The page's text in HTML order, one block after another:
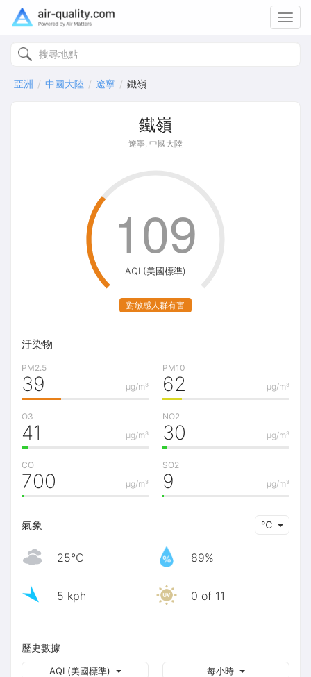
亞洲 中國大陸 遼寧 鐵嶺
鐵嶺
遼寧, 中國大陸
AQI (美國標準)
對敏感人群有害
109
汙染物
PM2.5
μg/m³
39
PM10
μg/m³
62
O3
μg/m³
41
NO2
μg/m³
30
CO
μg/m³
700
SO2
μg/m³
9
氣象 ℃
25℃ 89%
5 kph 0 of 11
歷史數據
每小時
AQI (美國標準)